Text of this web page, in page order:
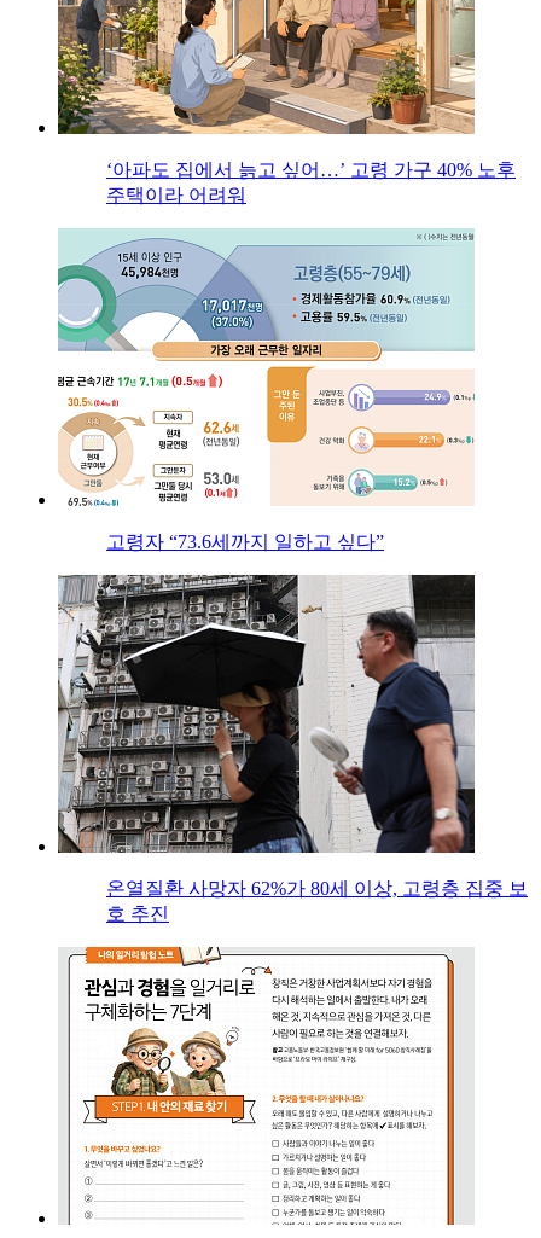
‘아파도 집에서 늙고 싶어…’ 고령 가구 40% 노후
주택이라 어려워
고령자 “73.6세까지 일하고 싶다”
온열질환 사망자 62%가 80세 이상, 고령층 집중 보
호 추진